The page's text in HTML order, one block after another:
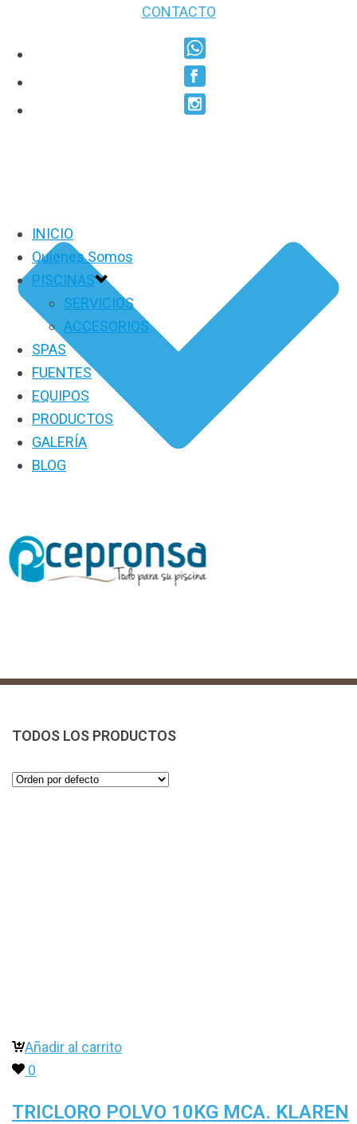
CONTACTO
INICIO
Quienes Somos
PISCINAS
SERVICIOS
ACCESORIOS
SPAS
FUENTES
EQUIPOS
PRODUCTOS
GALERÍA
BLOG
PRODUCTOS
TODOS LOS PRODUCTOS
Añadir al carrito
0
TRICLORO POLVO 10KG MCA. KLAREN